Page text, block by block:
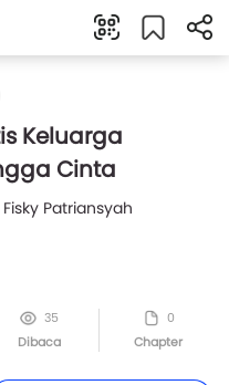
Keluarga
Cinta
Patriansyah
35
Dibaca
0
Chapter